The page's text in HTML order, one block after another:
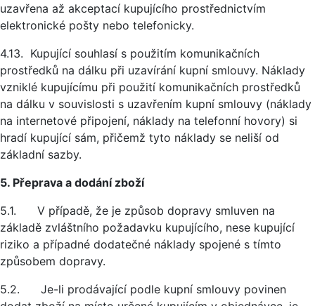
uzavřena až akceptací kupujícího prostřednictvím
elektronické pošty nebo telefonicky.
4.13. Kupující souhlasí s použitím komunikačních
prostředků na dálku při uzavírání kupní smlouvy. Náklady
vzniklé kupujícímu při použití komunikačních prostředků
na dálku v souvislosti s uzavřením kupní smlouvy (náklady
na internetové připojení, náklady na telefonní hovory) si
hradí kupující sám, přičemž tyto náklady se neliší od
základní sazby.
5. Přeprava a dodání zboží
5.1. V případě, že je způsob dopravy smluven na
základě zvláštního požadavku kupujícího, nese kupující
riziko a případné dodatečné náklady spojené s tímto
způsobem dopravy.
5.2. Je-li prodávající podle kupní smlouvy povinen